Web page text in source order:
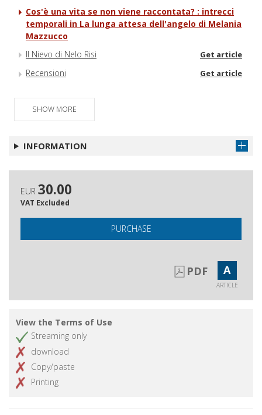
Cos'è una vita se non viene raccontata? : intrecci
temporali in La lunga attesa dell'angelo di Melania
Mazzucco
Il Nievo di Nelo Risi
Get article
Recensioni Get article
SHOW MORE
INFORMATION
EUR 30.00
VAT Excluded
PURCHASE
PDF A
ARTICLE
View the Terms of Use
Streaming only
download
Copy/paste
Printing